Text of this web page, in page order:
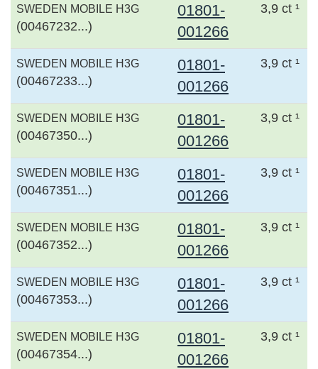
SWEDEN MOBILE H3G
(00467232...)
01801-
001266
3,9 ct ¹
SWEDEN MOBILE H3G
(00467233...)
01801-
001266
3,9 ct ¹
SWEDEN MOBILE H3G
(00467350...)
01801-
001266
3,9 ct ¹
SWEDEN MOBILE H3G
(00467351...)
01801-
001266
3,9 ct ¹
SWEDEN MOBILE H3G
(00467352...)
01801-
001266
3,9 ct ¹
SWEDEN MOBILE H3G
(00467353...)
01801-
001266
3,9 ct ¹
SWEDEN MOBILE H3G
(00467354...)
01801-
001266
3,9 ct ¹